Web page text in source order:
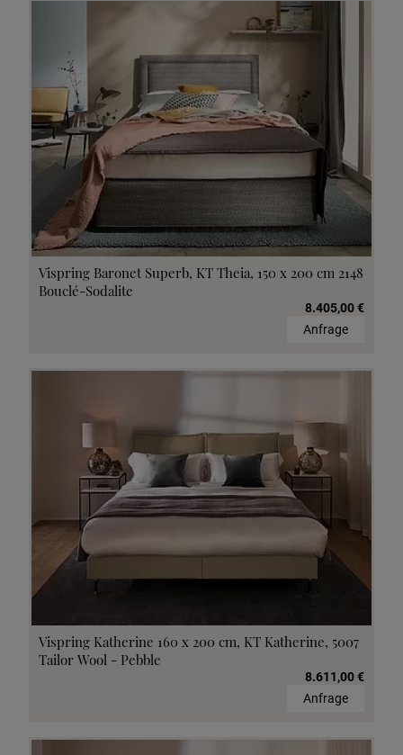
Vispring Baronet Superb, KT Theia, 150 x 200 cm 2148
Bouclé-Sodalite
8.405,00 €
Anfrage
Vispring Katherine 160 x 200 cm, KT Katherine, 5007
Tailor Wool - Pebble
8.611,00 €
Anfrage